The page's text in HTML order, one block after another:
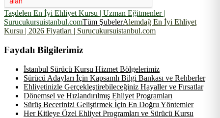
Taşdelen En İyi Ehliyet Kursu | Uzman Eğitmenler |
Surucukursuistanbul.comTüm ŞubelerAlemdağ En İyi Ehliyet
Kursu | 2026 Fiyatları | Surucukursuistanbul.com
Faydalı Bilgilerimiz
İstanbul Sürücü Kursu Hizmet Bölgelerimiz
Sürücü Adayları İçin Kapsamlı Bilgi Bankası ve Rehberler
Ehliyetinizle Gerçekleştirebileceğiniz Hayaller ve Fırsatlar
Dönemsel ve Hızlandırılmış Ehliyet Programları
Sürüş Becerinizi Geliştirmek İçin En Doğru Yöntemler
Her Kitleye Özel Ehliyet Programları ve Sürücü Kursu